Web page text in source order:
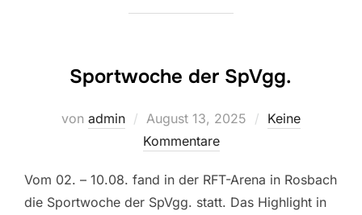
Sportwoche der SpVgg.
von admin
Veröffentlicht
am
August 13, 2025
Keine
Kommentare
Vom 02. – 10.08. fand in der RFT-Arena in Rosbach
die Sportwoche der SpVgg. statt. Das Highlight in